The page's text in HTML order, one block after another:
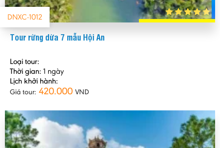
DNXC-1012
Tour rừng dừa 7 mẫu Hội An
Loại tour:
Thời gian: 1 ngày
Lịch khởi hành:
Giá tour: 420.000 VND